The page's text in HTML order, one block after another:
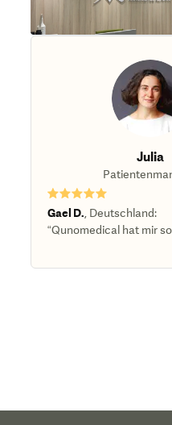
Julia
★★★★★
Gael D. Deutschland:
“Qunomedical hat mir